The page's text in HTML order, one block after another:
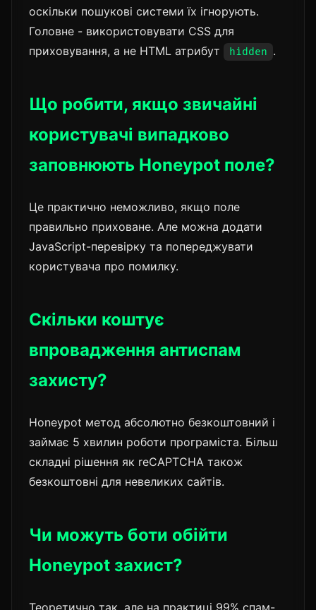
оскільки пошукові системи їх ігнорують.
Головне - використовувати CSS для
приховування, а не HTML атрибут
hidden .
Що робити, якщо звичайні
користувачі випадково
заповнюють Honeypot поле?
Це практично неможливо, якщо поле
правильно приховане. Але можна додати
JavaScript-перевірку та попереджувати
користувача про помилку.
Скільки коштує
впровадження антиспам
захисту?
Honeypot метод абсолютно безкоштовний і
займає 5 хвилин роботи програміста. Більш
складні рішення як reCAPTCHA також
безкоштовні для невеликих сайтів.
Чи можуть боти обійти
Honeypot захист?
Теоретично так, але на практиці 99% спам-